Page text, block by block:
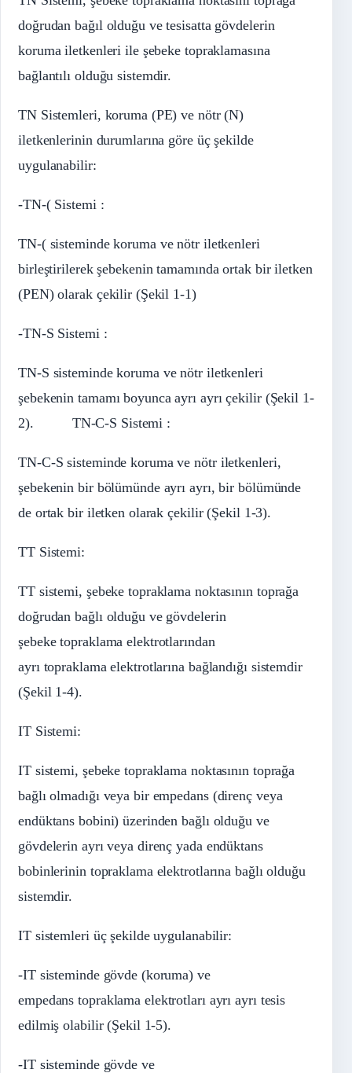
doğrudan bağıl olduğu ve tesisatta gövdelerin
koruma iletkenleri ile şebeke topraklamasına
bağlantılı olduğu sistemdir.
TN Sistemleri, koruma (PE) ve nötr (N)
iletkenlerinin durumlarına göre üç şekilde
uygulanabilir:
-TN-( Sistemi :
TN-( sisteminde koruma ve nötr iletkenleri
birleştirilerek şebekenin tamamında ortak bir iletken
(PEN) olarak çekilir (Şekil 1-1)
-TN-S Sistemi :
TN-S sisteminde koruma ve nötr iletkenleri
şebekenin tamamı boyunca ayrı ayrı çekilir (Şekil 1-
2). TN-C-S Sistemi :
TN-C-S sisteminde koruma ve nötr iletkenleri,
şebekenin bir bölümünde ayrı ayrı, bir bölümünde
de ortak bir iletken olarak çekilir (Şekil 1-3).
TT Sistemi:
TT sistemi, şebeke topraklama noktasının toprağa
doğrudan bağlı olduğu ve gövdelerin
şebeke topraklama elektrotlarından
ayrı topraklama elektrotlarına bağlandığı sistemdir
(Şekil 1-4).
IT Sistemi:
IT sistemi, şebeke topraklama noktasının toprağa
bağlı olmadığı veya bir empedans (direnç veya
endüktans bobini) üzerinden bağlı olduğu ve
gövdelerin ayrı veya direnç yada endüktans
bobinlerinin topraklama elektrotlarına bağlı olduğu
sistemdir.
IT sistemleri üç şekilde uygulanabilir:
-IT sisteminde gövde (koruma) ve
empedans topraklama elektrotları ayrı ayrı tesis
edilmiş olabilir (Şekil 1-5).
-IT sisteminde gövde ve